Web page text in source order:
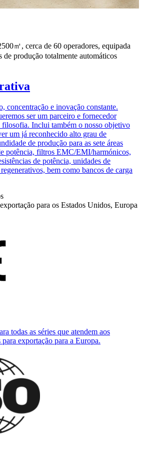
㎡, cerca de 60 operadores, equipada
de produção totalmente automáticos
concentração e inovação constante.
ser um parceiro e fornecedor
filosofia. Inclui também o nosso objetivo
um já reconhecido alto grau de
de produção para as sete áreas
potência, filtros EMC/EMI/harmónicos,
de potência, unidades de
bem como bancos de carga
para os Estados Unidos, Europa
todas as séries que atendem aos
exportação para a Europa.